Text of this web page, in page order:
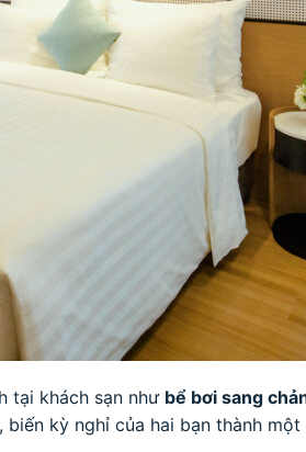
tại khách sạn như bể bơi sang
, biến kỳ nghỉ của hai bạn thành